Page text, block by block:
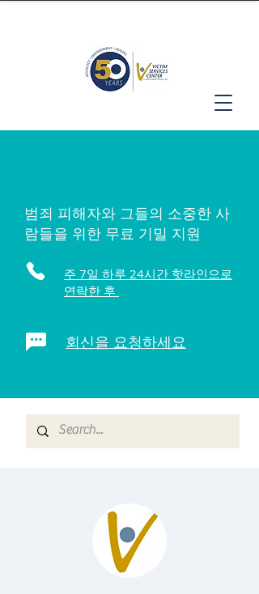
범죄 피해자와 그들의 소중한 사
람들을 위한 무료 기밀 지원
주 7일 하루 24시간 핫라인으로
연락한 후
회신을 요청하세요